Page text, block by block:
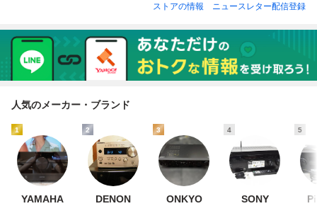
ストアの情報 ニュースレター配信登録
人気のメーカー・ブランド
1
YAMAHA
2
DENON
3
ONKYO
4
SONY
5